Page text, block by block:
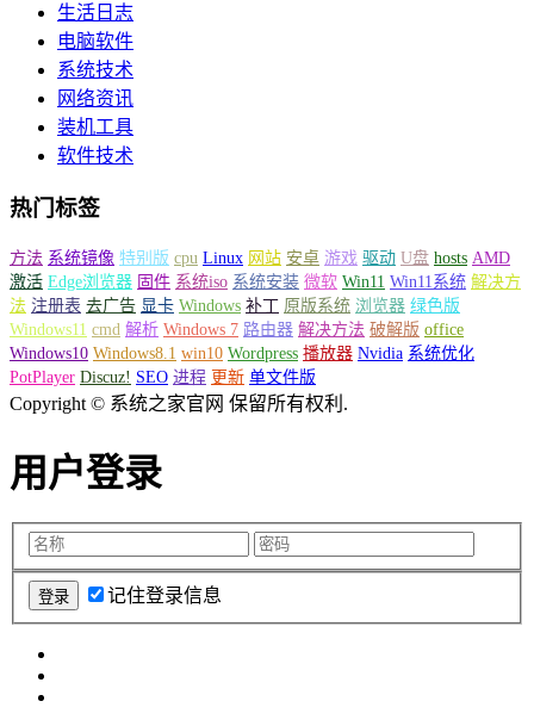
生活日志
电脑软件
系统技术
网络资讯
装机工具
软件技术
热门标签
方法 系统镜像 特别版 cpu Linux 网站 安卓 游戏 驱动 U盘 hosts AMD
激活 Edge浏览器 固件 系统iso 系统安装 微软 Win11 Win11系统 解决方
法 注册表 去广告 显卡 Windows 补丁 原版系统 浏览器 绿色版
Windows11 cmd 解析 Windows 7 路由器 解决方法 破解版 office
Windows10 Windows8.1 win10 Wordpress 播放器 Nvidia 系统优化
PotPlayer Discuz! SEO 进程 更新 单文件版
Copyright © 系统之家官网 保留所有权利.
用户登录
记住登录信息